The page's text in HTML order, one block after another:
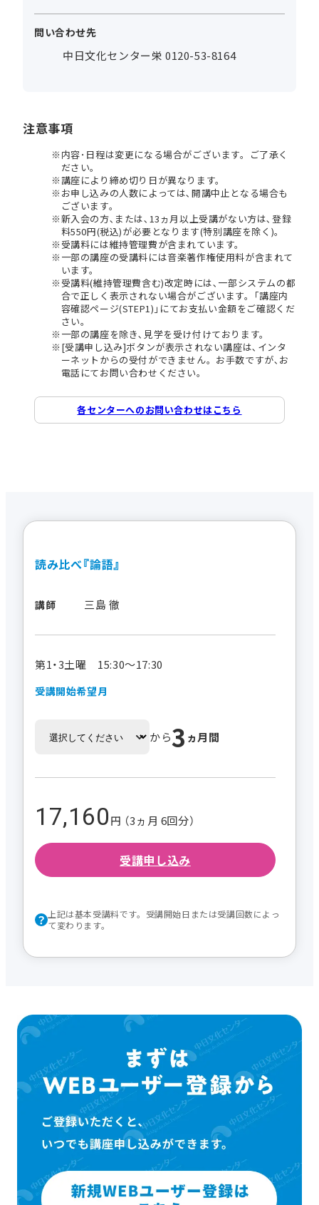
問い合わせ先
中日文化センター栄 0120-53-8164
注意事項
内容･日程は変更になる場合がございます。ご了承く
ださい。
講座により締め切り日が異なります。
お申し込みの人数によっては､開講中止となる場合も
ございます。
新入会の方､または､13ヵ月以上受講がない方は､登録
料550円(税込)が必要となります(特別講座を除く)。
受講料には維持管理費が含まれています。
一部の講座の受講料には音楽著作権使用料が含まれて
います。
受講料(維持管理費含む)改定時には､一部システムの都
合で正しく表示されない場合がございます。｢講座内
容確認ページ(STEP1)｣にてお支払い金額をご確認くだ
さい。
一部の講座を除き､見学を受け付けております。
[受講申し込み]ボタンが表示されない講座は､インタ
ーネットからの受付ができません。お手数ですが､お
電話にてお問い合わせください。
各センターへのお問い合わせはこちら
読み比べ『論語』
講師 三島 徹
第1・3土曜 15:30～17:30
受講開始希望月
から3 ヵ月間
17,160円 （3ヵ月 6回分）
受講申し込み
上記は基本受講料です。受講開始日または受講回数によっ
て変わります。